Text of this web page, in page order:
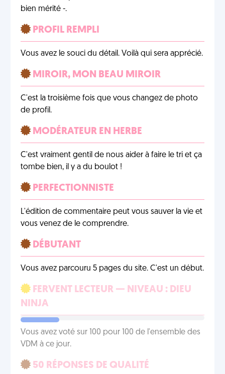
bien mérité -.
PROFIL REMPLI
Vous avez le souci du détail. Voilà qui sera apprécié.
MIROIR, MON BEAU MIROIR
C'est la troisième fois que vous changez de photo
de profil.
MODÉRATEUR EN HERBE
C'est vraiment gentil de nous aider à faire le tri et ça
tombe bien, il y a du boulot !
PERFECTIONNISTE
L'édition de commentaire peut vous sauver la vie et
vous venez de le comprendre.
DÉBUTANT
Vous avez parcouru 5 pages du site. C'est un début.
FERVENT LECTEUR — NIVEAU : DIEU
NINJA
Vous avez voté sur 100 pour 100 de l'ensemble des
VDM à ce jour.
50 RÉPONSES DE QUALITÉ